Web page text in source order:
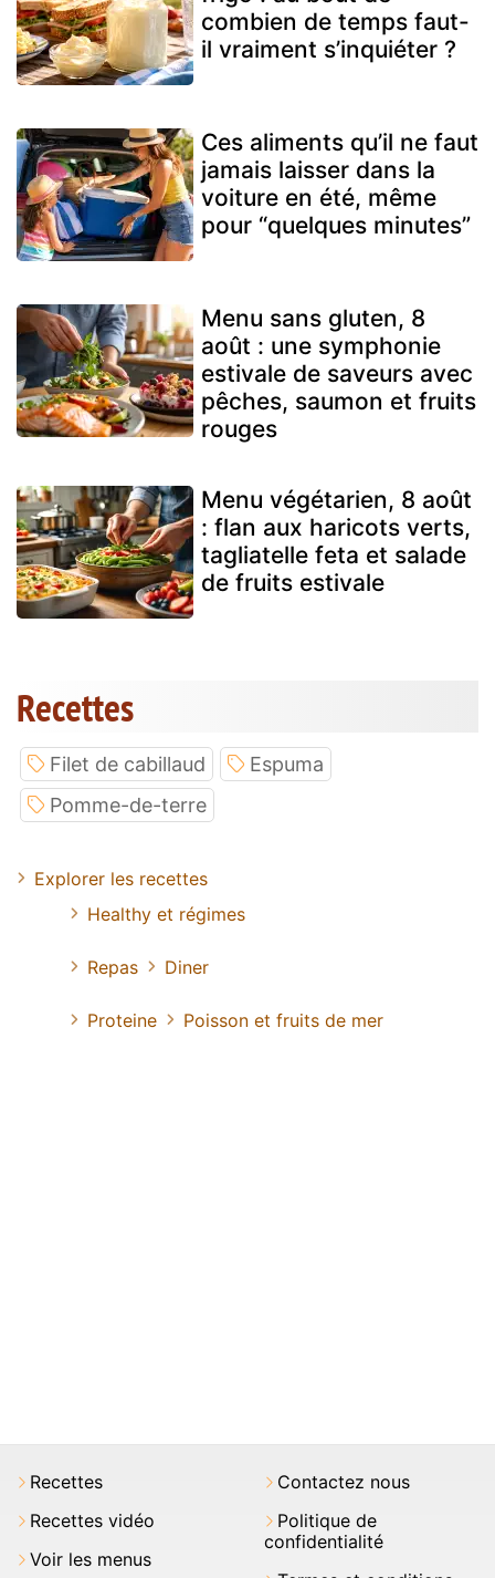
combien de temps faut-
il vraiment s’inquiéter ?
Ces aliments qu’il ne faut
jamais laisser dans la
voiture en été, même
pour “quelques minutes”
Menu sans gluten, 8
août : une symphonie
estivale de saveurs avec
pêches, saumon et fruits
rouges
Menu végétarien, 8 août
: flan aux haricots verts,
tagliatelle feta et salade
de fruits estivale
Recettes
Filet de cabillaud
Espuma
Pomme-de-terre
Explorer les recettes
Healthy et régimes
Repas Diner
Proteine Poisson et fruits de mer
Recettes
Recettes vidéo
Voir les menus
Contactez nous
Politique de
confidentialité